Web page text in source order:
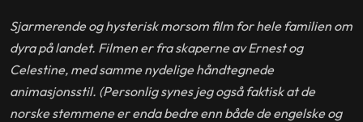
Sjarmerende og hysterisk morsom film for hele familien om
dyra på landet. Filmen er fra skaperne av Ernest og
Celestine, med samme nydelige håndtegnede
animasjonsstil. (Personlig synes jeg også faktisk at de
norske stemmene er enda bedre enn både de engelske og